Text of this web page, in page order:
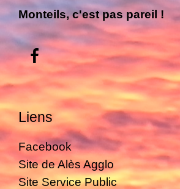
Monteils, c'est pas pareil !
Liens
Facebook
Site de Alès Agglo
Site Service Public